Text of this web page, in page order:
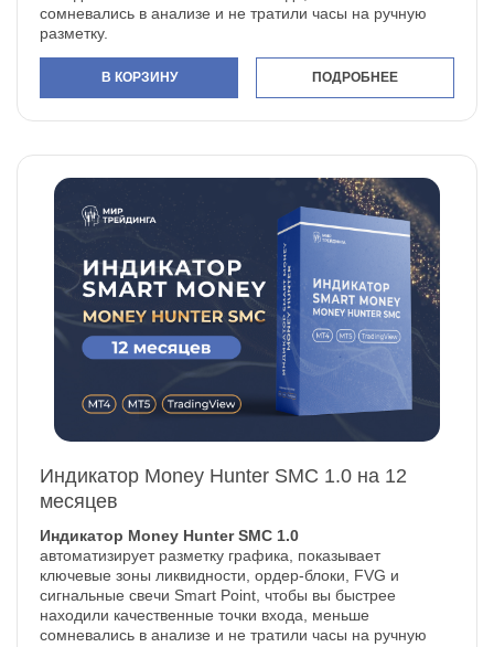
сомневались в анализе и не тратили часы на ручную
разметку.
В КОРЗИНУ ПОДРОБНЕЕ
Индикатор Money Hunter SMC 1.0 на 12
месяцев
Индикатор Money Hunter SMC 1.0
автоматизирует разметку графика, показывает
ключевые зоны ликвидности, ордер-блоки, FVG и
сигнальные свечи Smart Point, чтобы вы быстрее
находили качественные точки входа, меньше
сомневались в анализе и не тратили часы на ручную